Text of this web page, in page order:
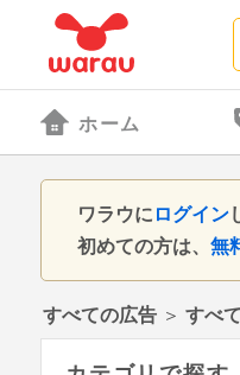
ホーム
ワラウに ログイン
初めての方は、 無
すべての広告 ＞ すべ